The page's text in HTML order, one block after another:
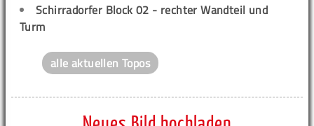
Schirradorfer Block 02 - rechter Wandteil und
Turm
alle aktuellen Topos